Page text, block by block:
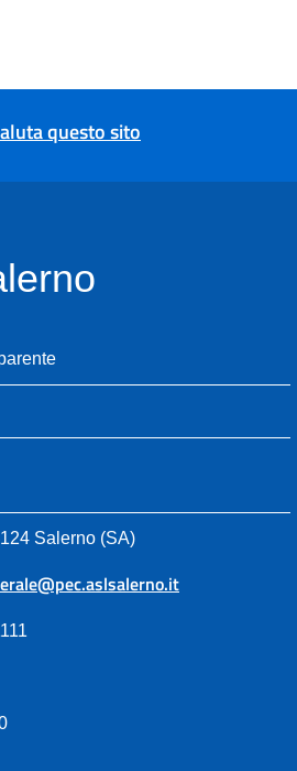
questo sito
Salerno (SA)